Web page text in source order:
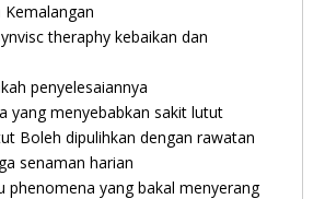
Kemalangan
theraphy kebaikan dan
penyelesaiannya
yang menyebabkan sakit lutut
Boleh dipulihkan dengan rawatan
senaman harian
phenomena yang bakal menyerang